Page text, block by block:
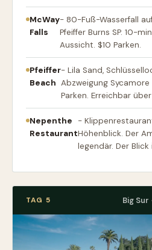
McWay
Falls
- 80-Fuß-Wasserfall
Pfeiffer Burns SP. 10-
Aussicht. $10 Parken.
Pfeiffer
Beach
- Lila Sand,
Abzweigung Sycamore
Parken. Erreichbar
Nepenthe
Restaurant
-
Höhenblick. Der
legendär. Der
TAG 5 Big Sur